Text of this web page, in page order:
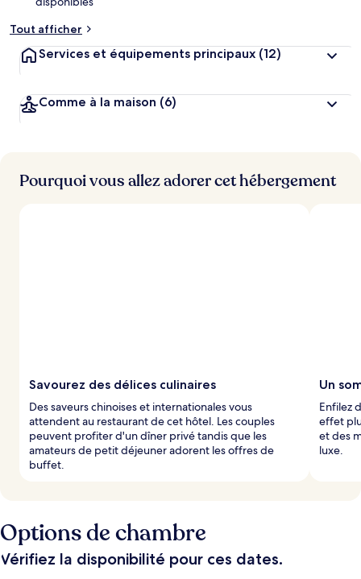
Tout afficher
Services et équipements principaux (12)
Comme à la maison (6)
Pourquoi vous allez adorer cet hébergement
Savourez des délices culinaires
Des saveurs chinoises et internationales vous
attendent au restaurant de cet hôtel. Les couples
peuvent profiter d'un dîner privé tandis que les
amateurs de petit déjeuner adorent les offres de
buffet.
Un
Enfilez
effet
et des
luxe.
Options de chambre
Vérifiez la disponibilité pour ces dates.